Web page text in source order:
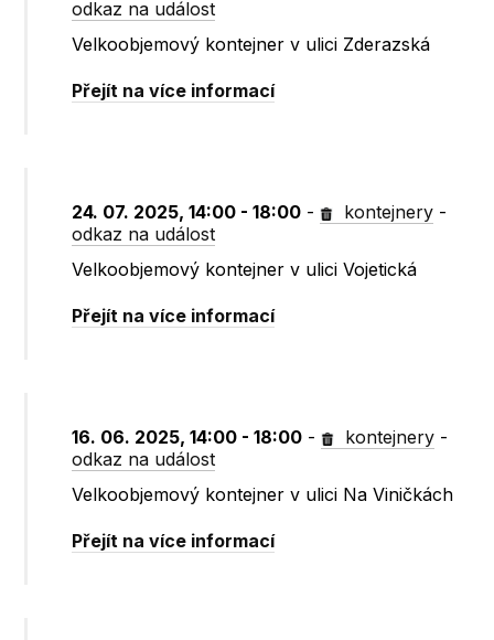
odkaz na událost
Velkoobjemový kontejner v ulici Zderazská
Přejít na více informací
24. 07. 2025, 14:00 - 18:00 - kontejnery -
odkaz na událost
Velkoobjemový kontejner v ulici Vojetická
Přejít na více informací
16. 06. 2025, 14:00 - 18:00 - kontejnery -
odkaz na událost
Velkoobjemový kontejner v ulici Na Viničkách
Přejít na více informací